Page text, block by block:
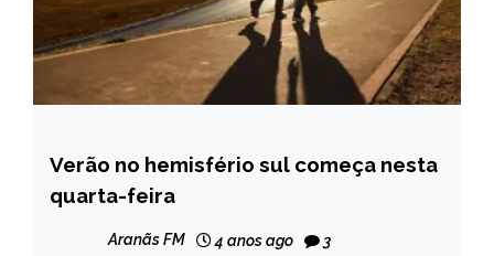
BRASIL
NOTÍCIAS
Verão no hemisfério sul começa nesta
quarta-feira
Aranãs FM 4 anos ago 3